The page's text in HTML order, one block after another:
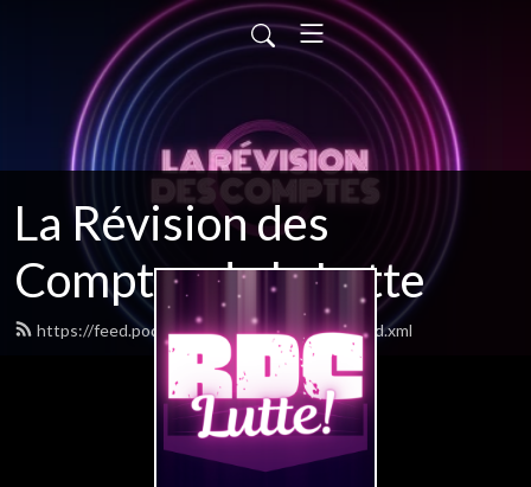
La Révision des
Comptes de la Lutte
https://feed.podbean.com/bennyismoney/feed.xml